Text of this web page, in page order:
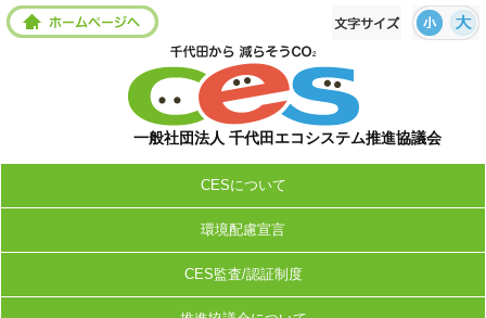
一般社団法人 千代田エコシステム推進協議会
CESについて
環境配慮宣言
CES監査/認証制度